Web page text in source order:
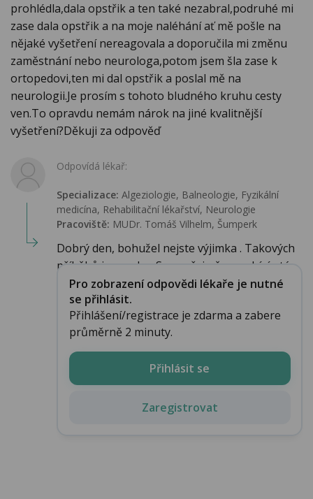
prohlédla,dala opstřik a ten také nezabral,podruhé mi
zase dala opstřik a na moje naléhání ať mě pošle na
nějaké vyšetření nereagovala a doporučila mi změnu
zaměstnání nebo neurologa,potom jsem šla zase k
ortopedovi,ten mi dal opstřik a poslal mě na
neurologii.Je prosím s tohoto bludného kruhu cesty
ven.To opravdu nemám nárok na jiné kvalitnější
vyšetření?Děkuji za odpověď
Odpovídá lékař:
Specializace: Algeziologie, Balneologie, Fyzikální
medicína, Rehabilitační lékařství‎, Neurologie
Pracoviště: MUDr. Tomáš Vilhelm, Šumperk
Dobrý den, bohužel nejste výjimka . Takových
příběhů je mnoho. Samozřejmě se nabízí otá...
Pro zobrazení odpovědi lékaře je nutné
se přihlásit.
Přihlášení/registrace je zdarma a zabere
průměrně 2 minuty.
Přihlásit se
Zaregistrovat